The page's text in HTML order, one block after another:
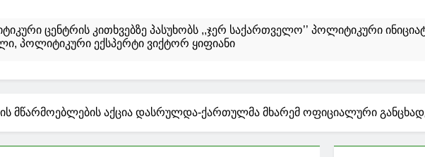
,,ჯერ საქართველო’’ პოლიტიკური ინიციატივის
დამფუძნებელი, პოლიტიკური ექსპერტი ვიქტორ ყიფიანი
რომელიც გართულებით მიმდინარეობს, ბოლო კვირებში აღარ
მწარმოებლების აქცია დასრულდა-ქართულმა მხარემ ოფიციალური